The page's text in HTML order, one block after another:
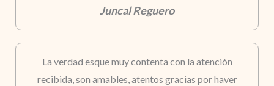
Juncal Reguero
La verdad esque muy contenta con la atención
recibida, son amables, atentos gracias por haver